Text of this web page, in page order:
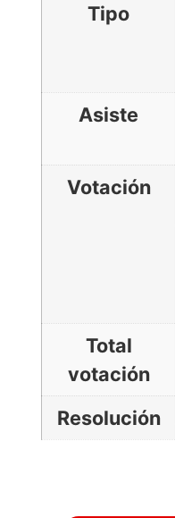
Tipo
Asiste
Votación
Total
votación
Resolución